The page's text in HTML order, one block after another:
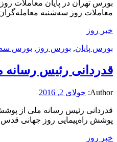
معاملات روز سه‌شنبه
خبر روز
بورس پایان, بورس روز , بورس
قدردانی رئیس
Author: جولای 2, 2016
قدردانی رئیس رسانه ملی از
پوشش راه‌پیمایی روز جهانی قدس
خبر روز